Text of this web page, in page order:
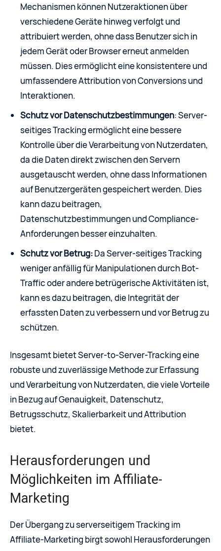
Mechanismen können Nutzeraktionen über
verschiedene Geräte hinweg verfolgt und
attribuiert werden, ohne dass Benutzer sich in
jedem Gerät oder Browser erneut anmelden
müssen. Dies ermöglicht eine konsistentere und
umfassendere Attribution von Conversions und
Interaktionen.
Schutz vor Datenschutzbestimmungen: Server-
seitiges Tracking ermöglicht eine bessere
Kontrolle über die Verarbeitung von Nutzerdaten,
da die Daten direkt zwischen den Servern
ausgetauscht werden, ohne dass Informationen
auf Benutzergeräten gespeichert werden. Dies
kann dazu beitragen,
Datenschutzbestimmungen und Compliance-
Anforderungen besser einzuhalten.
Schutz vor Betrug:Da Server-seitiges Tracking
weniger anfällig für Manipulationen durch Bot-
Traffic oder andere betrügerische Aktivitäten ist,
kann es dazu beitragen, die Integrität der
erfassten Daten zu verbessern und vor Betrug zu
schützen.
Insgesamt bietet Server-to-Server-Tracking eine
robuste und zuverlässige Methode zur Erfassung
und Verarbeitung von Nutzerdaten, die viele Vorteile
in Bezug auf Genauigkeit, Datenschutz,
Betrugsschutz, Skalierbarkeit und Attribution
bietet.
Herausforderungen und
Möglichkeiten im Affiliate-
Marketing
Der Übergang zu serverseitigem Tracking im
Affiliate-Marketing birgt sowohl Herausforderungen